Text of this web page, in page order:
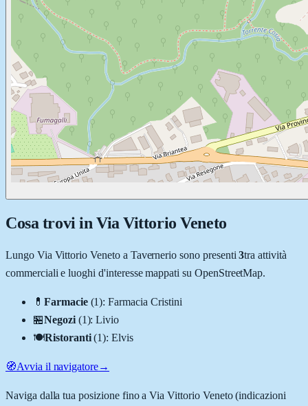
Cosa trovi in Via Vittorio Veneto
Lungo Via Vittorio Venetoa Tavernerio sono presenti 3tra attività
commerciali e luoghi d'interesse mappati su OpenStreetMap.
💊 Farmacie (1):Farmacia Cristini
🏪Negozi (1):Livio
🍽️Ristoranti (1):Elvis
🧭Avvia il navigatore→
Naviga dalla tua posizione fino aVia Vittorio Veneto(indicazioni